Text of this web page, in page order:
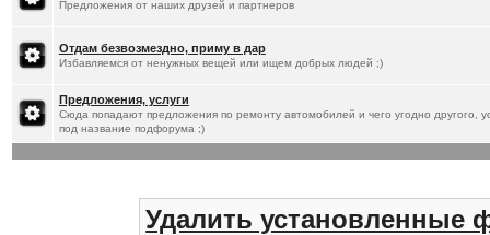
Предложения от наших друзей и партнеров
Отдам безвозмездно, приму в дар
Избавляемся от ненужных вещей или ищем добрых людей ;)
Предложения, услуги
Сюда попадают предложения по ремонту автомобилей и чего угодно другого,
под название подфорума ;)
Удалить установленные